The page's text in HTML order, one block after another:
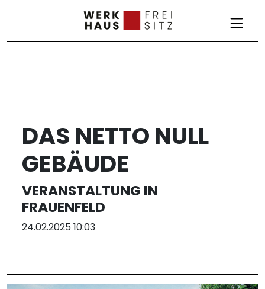
DAS NETTO NULL
GEBÄUDE
VERANSTALTUNG IN
FRAUENFELD
24.02.2025 10:03